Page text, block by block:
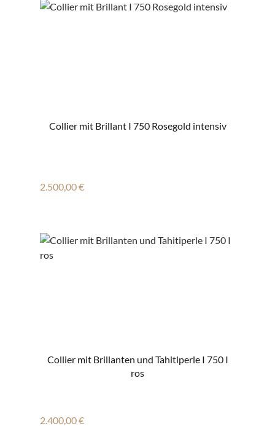
Collier mit Brillant I 750 Rosegold intensiv
Regulärer Preis:
2.500,00 €
Collier mit Brillanten und Tahitiperle I 750 I
ros
Regulärer Preis:
2.400,00 €